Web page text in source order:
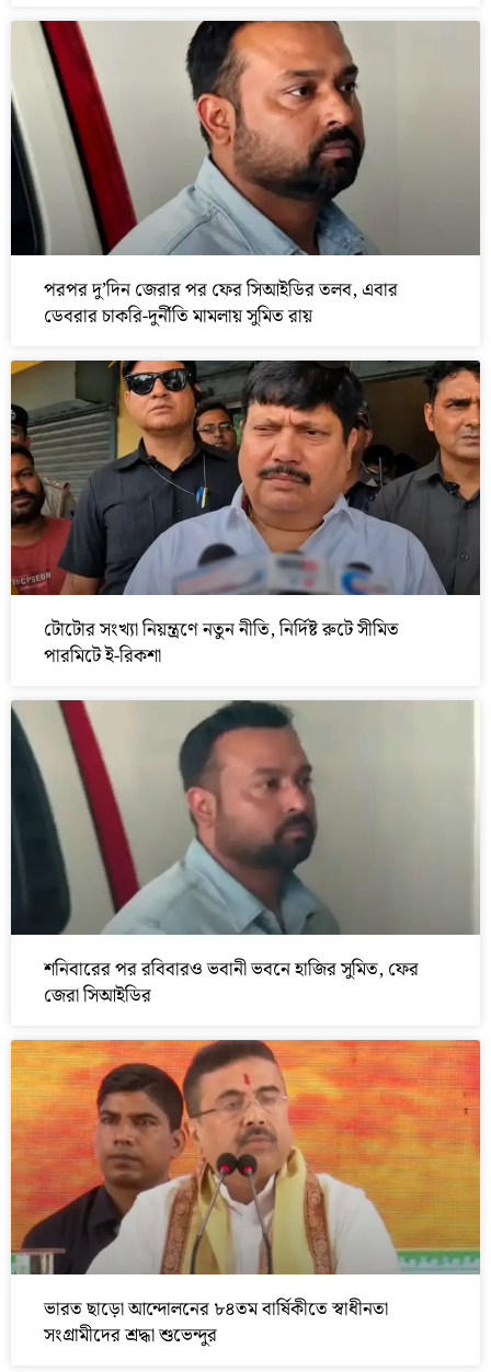
পরপর দু’দিন জেরার পর ফের সিআইডির তলব, এবার
ডেবরার চাকরি-দুর্নীতি মামলায় সুমিত রায়
টোটোর সংখ্যা নিয়ন্ত্রণে নতুন নীতি, নির্দিষ্ট রুটে সীমিত
পারমিটে ই-রিকশা
শনিবারের পর রবিবারও ভবানী ভবনে হাজির সুমিত, ফের
জেরা সিআইডির
ভারত ছাড়ো আন্দোলনের ৮৪তম বার্ষিকীতে স্বাধীনতা
সংগ্রামীদের শ্রদ্ধা শুভেন্দুর